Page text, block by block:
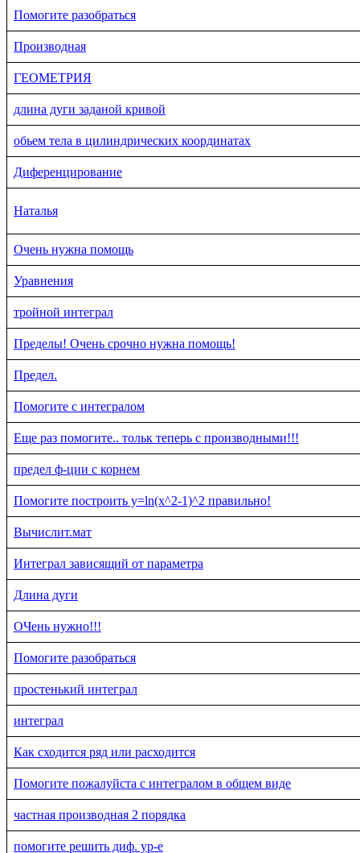
Помогите разобраться
Производная
ГЕОМЕТРИЯ
длина дуги заданой кривой
обьем тела в цилиндрических координатах
Диференцирование
Наталья
Очень нужна помощь
Уравнения
тройной интеграл
Пределы! Очень срочно нужна помощь!
Предел.
Помогите с интегралом
Еще раз помогите.. тольк теперь с производными!!!
предел ф-ции с корнем
Помогите построить y=ln(x^2-1)^2 правильно!
Вычислит.мат
Интеграл зависящий от параметра
Длина дуги
ОЧень нужно!!!
Помогите разобраться
простенький интеграл
интеграл
Как сходится ряд или расходится
Помогите пожалуйста с интегралом в общем виде
частная производная 2 порядка
помогите решить диф. ур-е